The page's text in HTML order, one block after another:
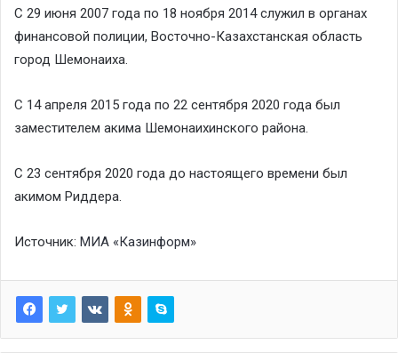
С 29 июня 2007 года по 18 ноября 2014 служил в органах
финансовой полиции, Восточно-Казахстанская область
город Шемонаиха.
С 14 апреля 2015 года по 22 сентября 2020 года был
заместителем акима Шемонаихинского района.
С 23 сентября 2020 года до настоящего времени был
акимом Риддера.
Источник: МИА «Казинформ»